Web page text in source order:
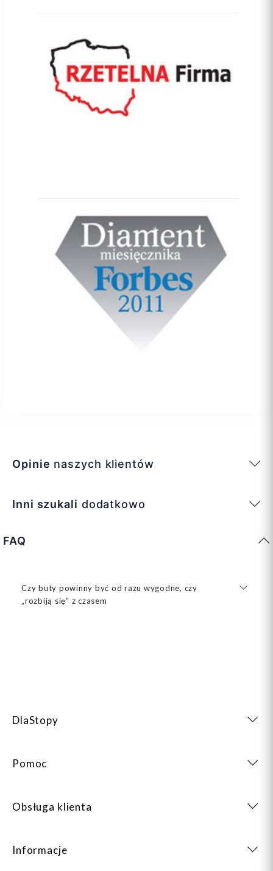
Opinie naszych klientów
Inni szukali dodatkowo
FAQ
Czy buty powinny być od razu wygodne, czy
„rozbiją się” z czasem
DlaStopy
Pomoc
Obsługa klienta
Informacje